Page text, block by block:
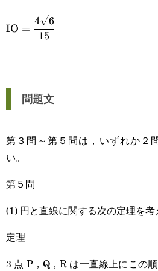
\text{IO}=\cfrac{4\sqrt{6}}
IO =
15
4 6
問題文
第３問～第５問は，いずれか２
い。
第５問
(1) 円と直線に関する次の定理を考
定理
3 点 P，Q，R は一直線上にこの